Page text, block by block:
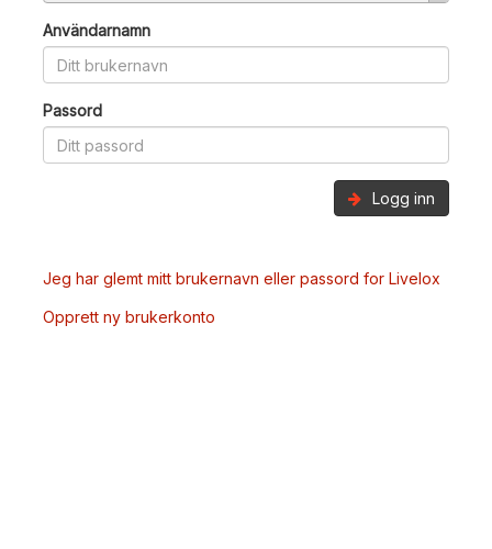
Användarnamn
Passord
Logg inn
Jeg har glemt mitt brukernavn eller passord for Livelox
Opprett ny brukerkonto